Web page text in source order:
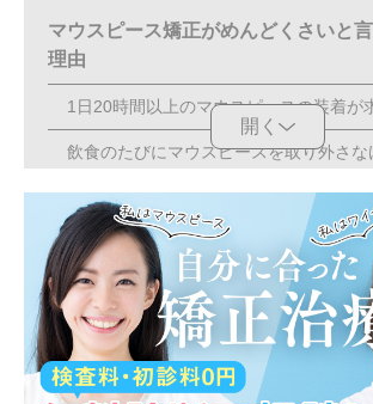
マウスピース矯正がめんどくさいと
理由
1日20時間以上のマウスピースの装着が
飲食のたびにマウスピースを取り外さな
マウスピースのお手入れや管理が必要だ
マウスピース矯正がどうしても合わな
矯正も検討しよう
めんどくさいだけじゃない！マウス
んな人におすすめ
開く